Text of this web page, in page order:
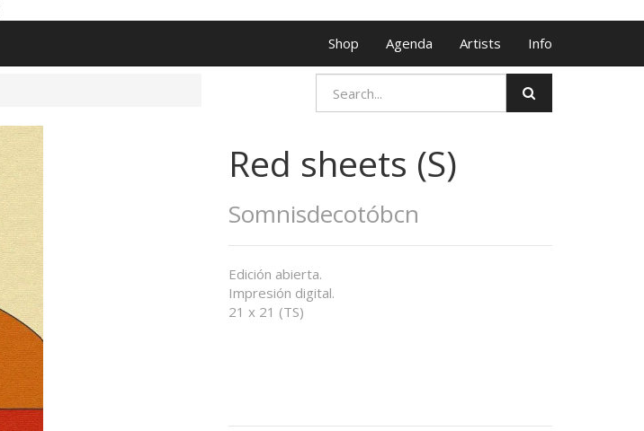
Shop Agenda Artists Info
Red sheets (S)
Somnisdecotóbcn
Edición abierta.
Impresión digital.
21 x 21 (TS)